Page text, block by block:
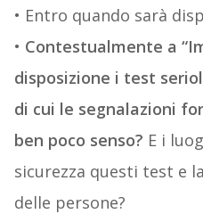
• Entro quando sarà
• Contestualmente a
disposizione i test
di cui le segnalazioni
ben poco senso? E i
sicurezza questi test e
delle persone?